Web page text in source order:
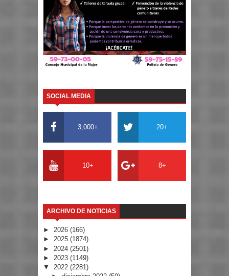
SOCIAL MEDIA
3,000+ 20+
10+ 8+
ARCHIVO DE NOTICIAS
► 2026 (166)
► 2025 (1874)
► 2024 (2501)
► 2023 (1149)
▼ 2022 (2281)